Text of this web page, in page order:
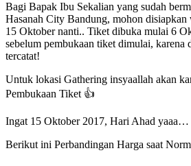
Bagi Bapak Ibu Sekalian yang sudah
Hasanah City Bandung, mohon disiapkan
15 Oktober nanti.. Tiket dibuka mulai 6
sebelum pembukaan tiket dimulai, karena
tercatat!
Untuk lokasi Gathering insyaallah akan
Pembukaan Tiket 👍
Ingat 15 Oktober 2017, Hari Ahad yaaa…
Berikut ini Perbandingan Harga saat